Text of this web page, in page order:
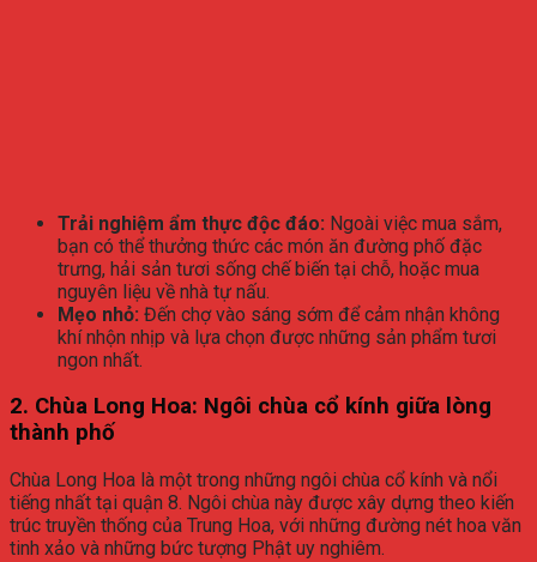
Trải nghiệm ẩm thực độc đáo: Ngoài việc mua sắm,
bạn có thể thưởng thức các món ăn đường phố đặc
trưng, hải sản tươi sống chế biến tại chỗ, hoặc mua
nguyên liệu về nhà tự nấu.
Mẹo nhỏ: Đến chợ vào sáng sớm để cảm nhận không
khí nhộn nhịp và lựa chọn được những sản phẩm tươi
ngon nhất.
2. Chùa Long Hoa: Ngôi chùa cổ kính giữa lòng
thành phố
Chùa Long Hoa là một trong những ngôi chùa cổ kính và nổi
tiếng nhất tại quận 8. Ngôi chùa này được xây dựng theo kiến
trúc truyền thống của Trung Hoa, với những đường nét hoa văn
tinh xảo và những bức tượng Phật uy nghiêm.